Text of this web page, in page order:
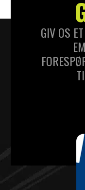
GIV OS